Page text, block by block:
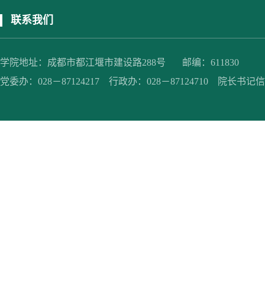
联系我们
学院地址：成都市都江堰市建设路288号 邮编：611830
党委办：028－87124217 行政办：028－87124710 院长书记信